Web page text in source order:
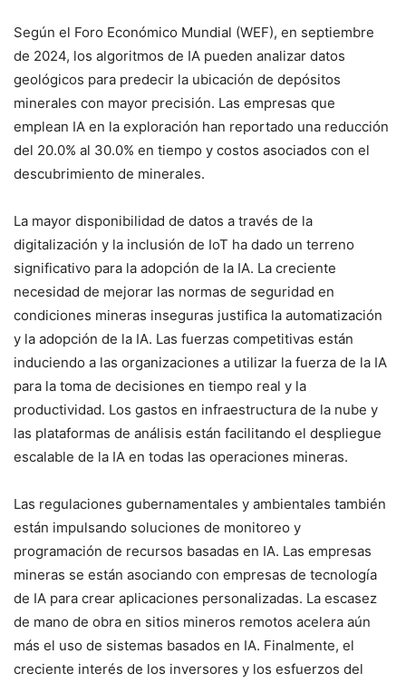
Según el Foro Económico Mundial (WEF), en septiembre
de 2024, los algoritmos de IA pueden analizar datos
geológicos para predecir la ubicación de depósitos
minerales con mayor precisión. Las empresas que
emplean IA en la exploración han reportado una reducción
del 20.0% al 30.0% en tiempo y costos asociados con el
descubrimiento de minerales.
La mayor disponibilidad de datos a través de la
digitalización y la inclusión de IoT ha dado un terreno
significativo para la adopción de la IA. La creciente
necesidad de mejorar las normas de seguridad en
condiciones mineras inseguras justifica la automatización
y la adopción de la IA. Las fuerzas competitivas están
induciendo a las organizaciones a utilizar la fuerza de la IA
para la toma de decisiones en tiempo real y la
productividad. Los gastos en infraestructura de la nube y
las plataformas de análisis están facilitando el despliegue
escalable de la IA en todas las operaciones mineras.
Las regulaciones gubernamentales y ambientales también
están impulsando soluciones de monitoreo y
programación de recursos basadas en IA. Las empresas
mineras se están asociando con empresas de tecnología
de IA para crear aplicaciones personalizadas. La escasez
de mano de obra en sitios mineros remotos acelera aún
más el uso de sistemas basados en IA. Finalmente, el
creciente interés de los inversores y los esfuerzos del